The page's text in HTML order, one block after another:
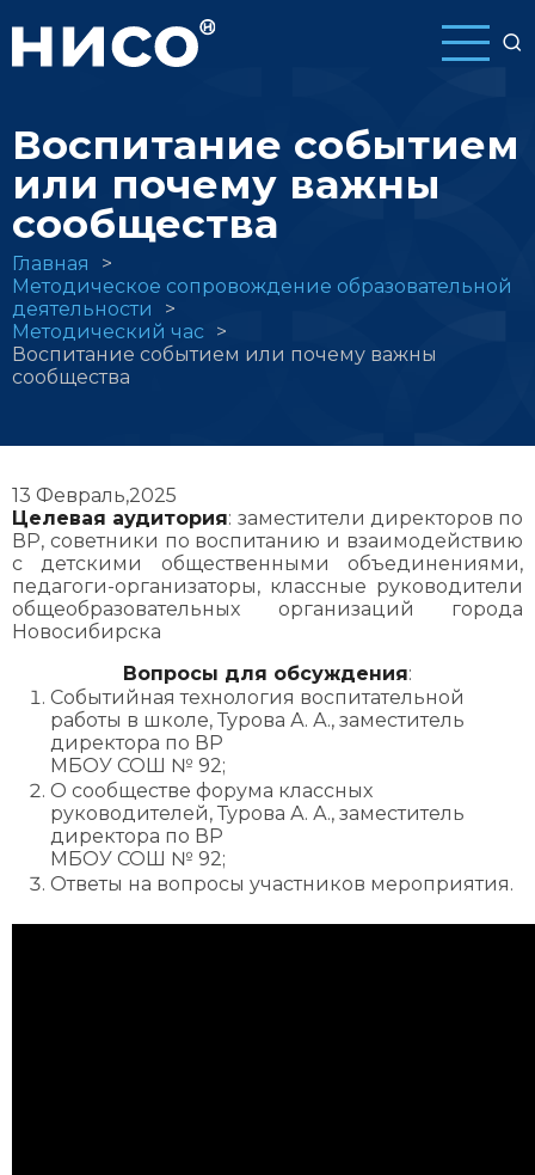
основному
Воспитание событием
или почему важны
сообщества
Строка
навигации
Главная
Методическое сопровождение образовательной
деятельности
Методический час
Воспитание событием или почему важны
сообщества
13 Февраль,2025
Целевая аудитория: заместители директоров по
ВР, советники по воспитанию и взаимодействию
с детскими общественными объединениями,
педагоги-организаторы, классные руководители
общеобразовательных организаций города
Новосибирска
Вопросы для обсуждения:
Событийная технология воспитательной
работы в школе, Турова А. А., заместитель
директора по ВР
МБОУ СОШ № 92;
О сообществе форума классных
руководителей, Турова А. А., заместитель
директора по ВР
МБОУ СОШ № 92;
Ответы на вопросы участников мероприятия.